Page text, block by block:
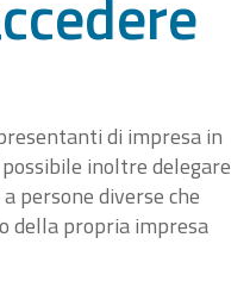
di impresa in
possibile inoltre delegare
persone diverse che
della propria impresa